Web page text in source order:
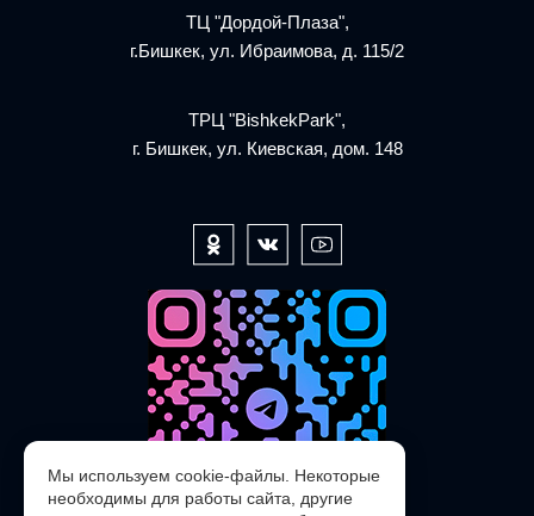
ТЦ "Дордой-Плаза",
г.Бишкек, ул. Ибраимова, д. 115/2
ТРЦ "BishkekPark",
г. Бишкек, ул. Киевская, дом. 148
Мы используем cookie-файлы. Некоторые
необходимы для работы сайта, другие